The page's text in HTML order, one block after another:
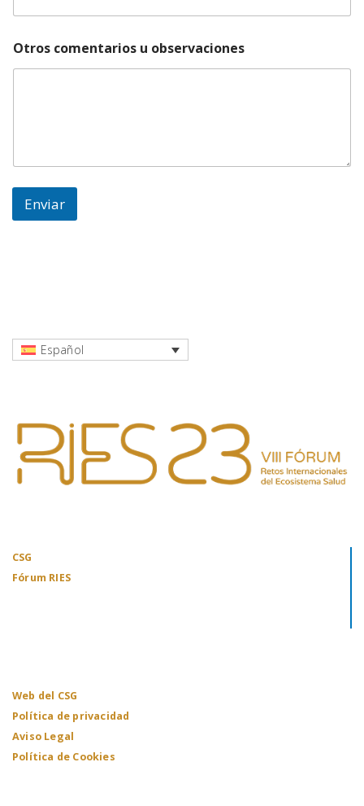
Otros comentarios u observaciones
Enviar
Español
CSG
Fórum RIES
Web del CSG
Política de privacidad
Aviso Legal
Política de Cookies